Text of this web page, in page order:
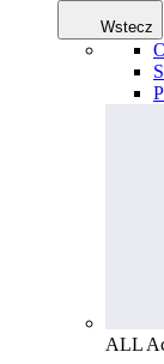
Wstecz
ALL